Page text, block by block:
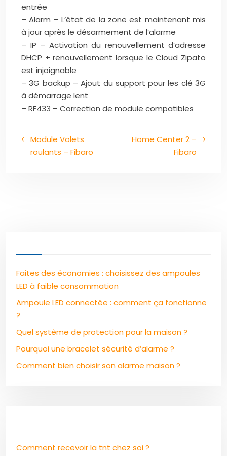
entrée
– Alarm – L’état de la zone est maintenant mis
à jour après le désarmement de l’alarme
– IP – Activation du renouvellement d’adresse
DHCP + renouvellement lorsque le Cloud Zipato
est injoignable
– 3G backup – Ajout du support pour les clé 3G
à démarrage lent
– RF433 – Correction de module compatibles
Module Volets
roulants – Fibaro
Home Center 2 –
Fibaro
Faites des économies : choisissez des ampoules
LED à faible consommation
Ampoule LED connectée : comment ça fonctionne
?
Quel système de protection pour la maison ?
Pourquoi une bracelet sécurité d’alarme ?
Comment bien choisir son alarme maison ?
Comment recevoir la tnt chez soi ?